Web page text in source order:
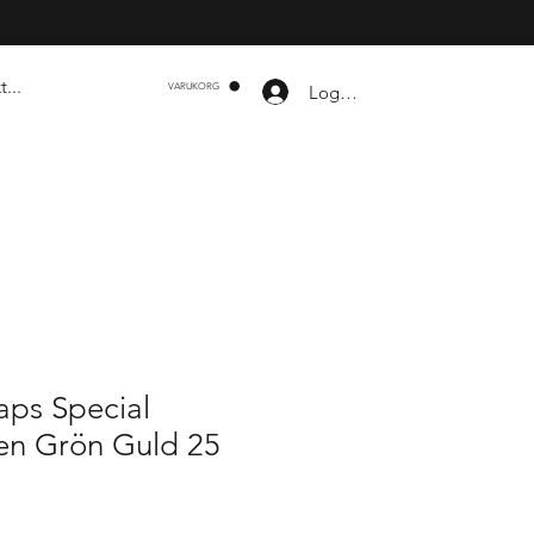
VARUKORG Logga in
Special
Grön Guld 25